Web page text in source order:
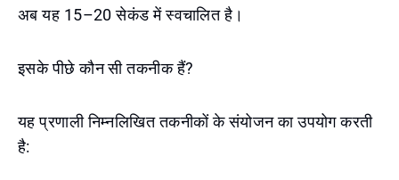
अब यह 15–20 सेकंड में स्वचालित है।
इसके पीछे कौन सी तकनीक हैं?
यह प्रणाली निम्नलिखित तकनीकों के संयोजन का उपयोग करती
है: